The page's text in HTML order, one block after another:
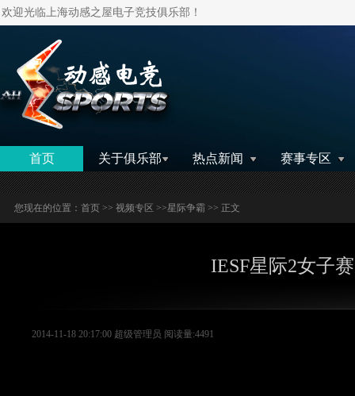
欢迎光临上海动感之屋电子竞技俱乐部！
首页 关于俱乐部 热点新闻 赛事专区
您现在的位置： 首页 >> 视频专区 >>星际争霸 >> 正文
IESF星际2女子
2014-11-18 20:17:00 超级管理员 阅读量:4491